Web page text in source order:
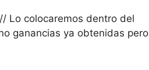
Lo colocaremos dentro del
ganancias ya obtenidas pero